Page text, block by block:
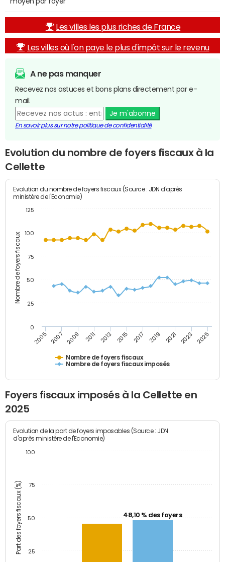
Les villes les plus riches de France
Les villes où l'on paye le plus d'impôt sur le revenu
A ne pas manquer
Recevez nos astuces et bons plans directement par e-
mail.
Je m'abonne
En savoir plus sur notre politique de confidentialité
Evolution du nombre de foyers fiscaux à la
Cellette
Nombre de foyers fiscaux
Evolution du nombre de foyers fiscaux (Source : JDN d'après
ministère de l'Economie)
Nombre de foyers fiscaux
Nombre de foyers fiscaux imposés
2005 2007 2009 2011 2013 2015 2017 2019 2021 2023 2025
0
25
50
75
100
125
Foyers fiscaux imposés à la Cellette en
2025
Part des foyers fiscaux (%)
Evolution de la part de foyers imposables (Source : JDN
d'après ministère de l'Economie)
48,10 % des foyers
25
50
75
100